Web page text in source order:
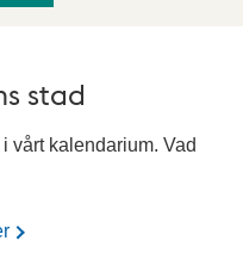
stad
vårt kalendarium. Vad